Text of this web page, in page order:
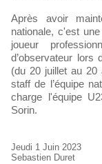
Après avoir
nationale, c'est
joueur
d’observateur lors
(du 20 juillet au 20
staff de l’équipe
charge l'équipe
Sorin.
Jeudi 1 Juin 2023
Sebastien Duret